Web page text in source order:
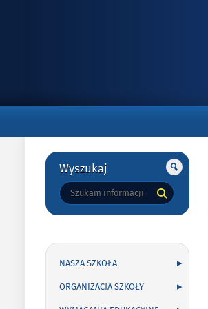
Gorne
Wyszukaj
Tutaj
wpisz
NASZA SZKOŁA
ORGANIZACJA SZKOŁY